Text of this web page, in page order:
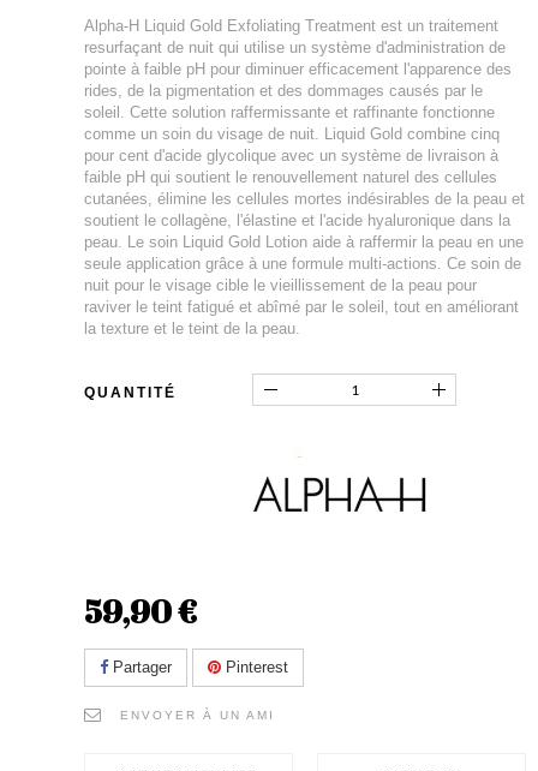
Alpha-H Liquid Gold Exfoliating Treatment est un traitement
resurfaçant de nuit qui utilise un système d'administration de
pointe à faible pH pour diminuer efficacement l'apparence des
rides, de la pigmentation et des dommages causés par le
soleil. Cette solution raffermissante et raffinante fonctionne
comme un soin du visage de nuit. Liquid Gold combine cinq
pour cent d'acide glycolique avec un système de livraison à
faible pH qui soutient le renouvellement naturel des cellules
cutanées, élimine les cellules mortes indésirables de la peau et
soutient le collagène, l'élastine et l'acide hyaluronique dans la
peau. Le soin Liquid Gold Lotion aide à raffermir la peau en une
seule application grâce à une formule multi-actions. Ce soin de
nuit pour le visage cible le vieillissement de la peau pour
raviver le teint fatigué et abîmé par le soleil, tout en améliorant
la texture et le teint de la peau.
QUANTITÉ
59,90 €
Partager Pinterest
ENVOYER À UN AMI